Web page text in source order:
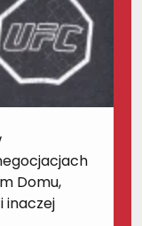
Domu,
inaczej